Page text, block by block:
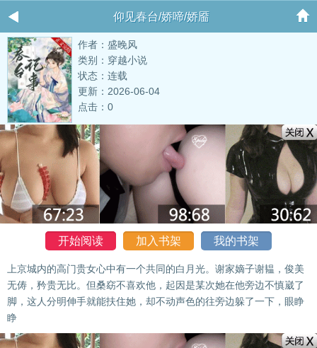
仰见春台/娇啼/娇靥
作者：盛晚风
类别：穿越小说
状态：连载
更新：2026-06-04
点击：0
开始阅读 加入书架 我的书架
上京城内的高门贵女心中有一个共同的白月光。谢家嫡子谢韫，俊美
无俦，矜贵无比。但桑窈不喜欢他，起因是某次她在他旁边不慎崴了
脚，这人分明伸手就能扶住她，却不动声色的往旁边躲了一下，眼睁
睁